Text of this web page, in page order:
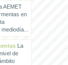
AEMET
en
La
de